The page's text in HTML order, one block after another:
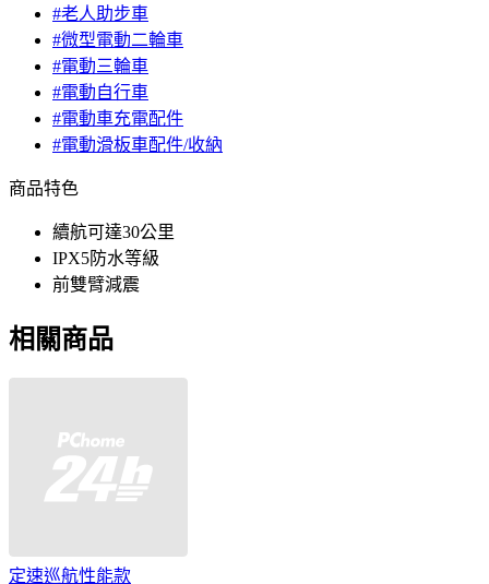
#老人助步車
#微型電動二輪車
#電動三輪車
#電動自行車
#電動車充電配件
#電動滑板車配件/收納
商品特色
續航可達30公里
IPX5防水等級
前雙臂減震
相關商品
定速巡航性能款